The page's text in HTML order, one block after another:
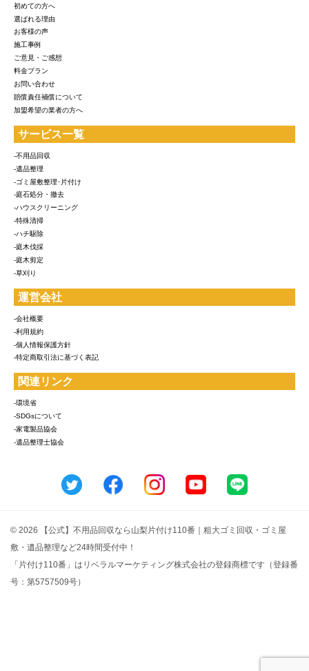
初めての方へ
選ばれる理由
お客様の声
施工事例
ご意見・ご感想
料金プラン
お問い合わせ
賠償責任補償について
加盟希望の業者の方へ
サービス一覧
-不用品回収
-遺品整理
-ゴミ屋敷整理･片付け
-庭石処分・撤去
-ハウスクリーニング
-特殊清掃
-ハチ駆除
-庭木伐採
-庭木剪定
-草刈り
運営会社
-会社概要
-利用規約
-個人情報保護方針
-特定商取引法に基づく表記
関連リンク
-環境省
-SDGsについて
-家電製品協会
-遺品整理士協会
© 2026 【公式】不用品回収なら山梨片付け110番｜粗大ゴミ回収・ゴミ屋
敷・遺品整理など24時間受付中！
「片付け110番」はリベラルマーケティング株式会社の登録商標です（登録番
号：第5757509号）